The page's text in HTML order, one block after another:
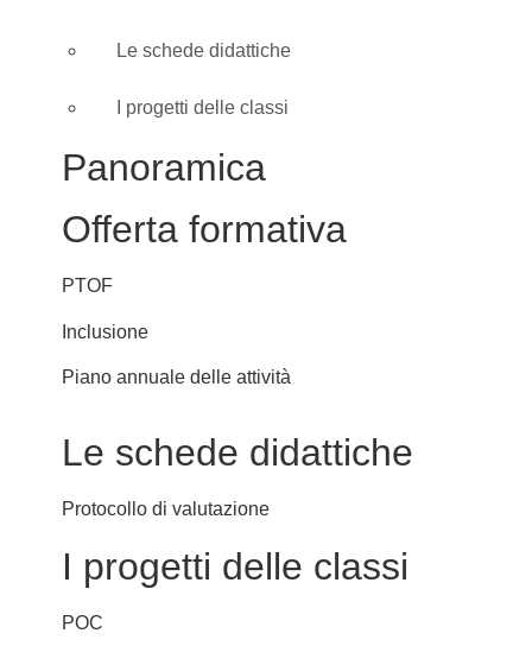
Le schede didattiche
I progetti delle classi
Panoramica
Offerta formativa
PTOF
Inclusione
Piano annuale delle attività
Le schede didattiche
Protocollo di valutazione
I progetti delle classi
POC